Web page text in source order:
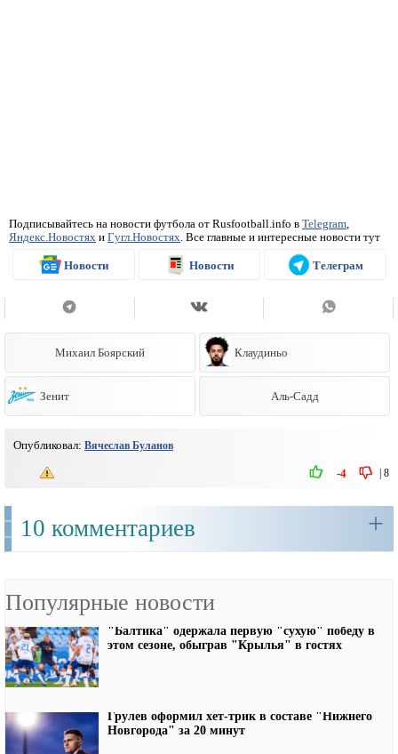
Подписывайтесь на новости футбола от Rusfootball.info в Telegram,
Яндекс.Новостях и Гугл.Новостях. Все главные и интересные новости тут
Новости Новости Телеграм
Михаил Боярский Клаудиньо
Зенит Аль-Садд
Опубликовал: Вячеслав Буланов
8
-4
10 комментариев +
Популярные новости
"Балтика" одержала первую "сухую" победу в
этом сезоне, обыграв "Крылья" в гостях
Грулев оформил хет-трик в составе "Нижнего
Новгорода" за 20 минут